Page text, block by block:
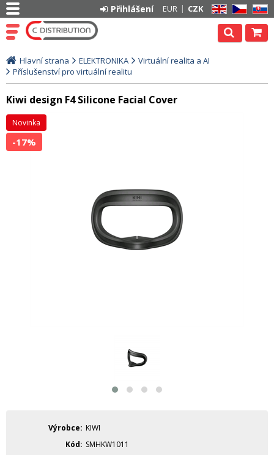
EN CZ SK
EUR CZK
Přihlášení
Hlavní strana ELEKTRONIKA
Virtuální realita a AI
Příslušenství pro virtuální realitu
Kiwi design F4 Silicone Facial Cover
Novinka
-17%
Výrobce
KIWI
Kód
SMHKW1011